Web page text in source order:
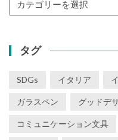
タグ
SDGs イタリア
ガラスペン グッドデ
コミュニケーション文具